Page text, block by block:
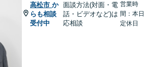
高松市 か
らも相談
受付中
面談方法(対面・電
話・ビデオなど)は
応相談
営業時
間：本日
定休日